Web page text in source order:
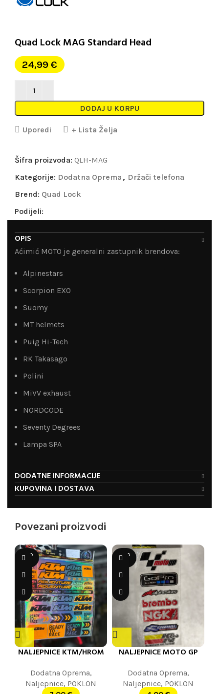
Quad Lock MAG Standard Head
24,99 €
DODAJ U KORPU
Uporedi + Lista Želja
Šifra proizvoda: QLH-MAG
Kategorije: Dodatna Oprema , Držači telefona
Brend: Quad Lock
Podijeli:
OPIS
Aćimić MOTO je generalni zastupnik brendova:
Alpinestars
Scorpion EXO
Suomy
MT helmets
Puig Hi-Tech
RK Takasago
Polini
MiVV exhaust
NORDCODE
Seventy Degrees
Lampa SPA
DODATNE INFORMACIJE
KUPOVINA I DOSTAVA
Povezani proizvodi
SOLD
OUT
NALJEPNICE KTM/HROM
Dodatna Oprema,
Naljepnice, POKLON
SOLD
OUT
NALJEPNICE MOTO GP
Dodatna Oprema,
Naljepnice, POKLON